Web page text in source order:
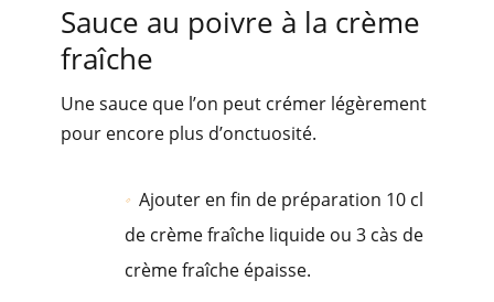
Sauce au poivre à la crème
fraîche
Une sauce que l’on peut crémer légèrement
pour encore plus d’onctuosité.
Ajouter en fin de préparation 10 cl
de crème fraîche liquide ou 3 càs de
crème fraîche épaisse.